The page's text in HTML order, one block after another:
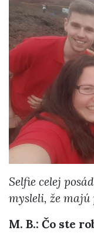
Selfie celej
mysleli, že majú
M. B.: Čo ste